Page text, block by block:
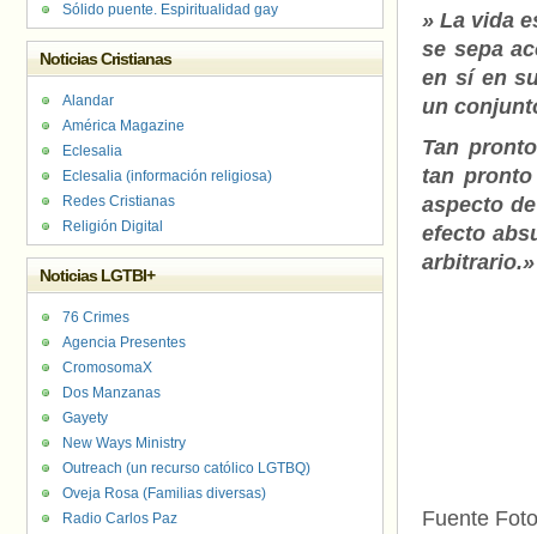
» La vida
se sepa
en sí en
un
Tan
tan
aspecto
efecto
arbitrario.»
Fuente
Sólido puente. Espiritualidad gay
Noticias Cristianas
Alandar
América Magazine
Eclesalia
Eclesalia (información religiosa)
Redes Cristianas
Religión Digital
Noticias LGTBI+
76 Crimes
Agencia Presentes
CromosomaX
Dos Manzanas
Gayety
New Ways Ministry
Outreach (un recurso católico LGTBQ)
Oveja Rosa (Familias diversas)
Radio Carlos Paz